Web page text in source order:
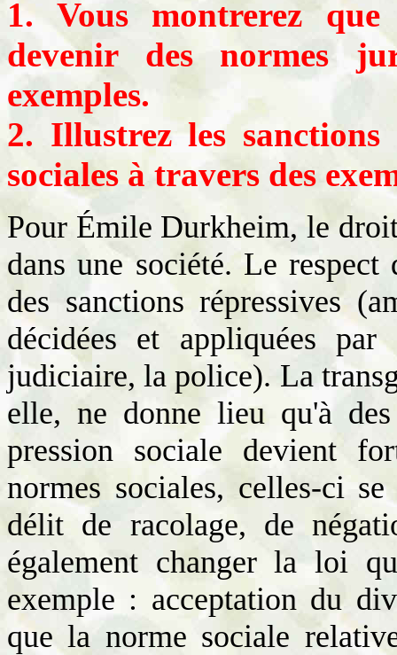
1. Vous montrerez que
devenir des normes
exemples.
2. Illustrez les sanctions
sociales à travers des
Pour Émile Durkheim, le
dans une société. Le
des sanctions répressives
décidées et appliquées par
judiciaire, la police). La
elle, ne donne lieu qu'à
pression sociale devient
normes sociales, celles-ci
délit de racolage, de
également changer la loi
exemple : acceptation du
que la norme sociale